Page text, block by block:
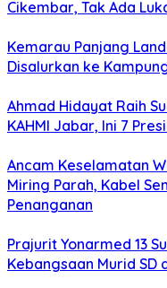
Cikembar, Tak Ada
Kemarau Panjang
Disalurkan ke
Ahmad Hidayat Raih
KAHMI Jabar, Ini 7
Ancam Keselamatan
Miring Parah, Kabel
Penanganan
Prajurit Yonarmed 13
Kebangsaan Murid SD